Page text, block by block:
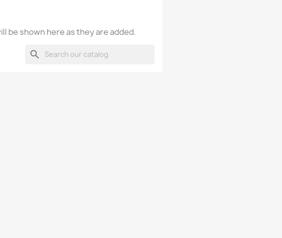
be shown here as they are added.
search